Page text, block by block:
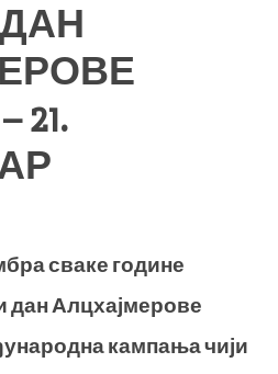
сваке године
дан Алцхајмерове
кампања чији